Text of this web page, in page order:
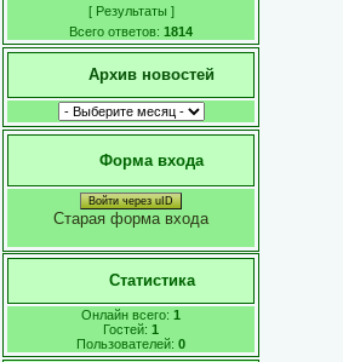
[ Результаты ]
Всего ответов: 1814
Архив новостей
Форма входа
Войти через uID
Старая форма входа
Статистика
Онлайн всего: 1
Гостей: 1
Пользователей: 0